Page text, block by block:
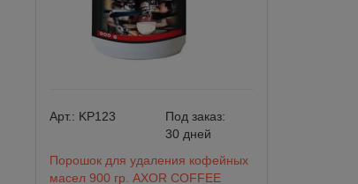
Арт.: KP123
Под заказ:
30 дней
Порошок для удаления кофейных
масел 900 гр. AXOR COFFEE